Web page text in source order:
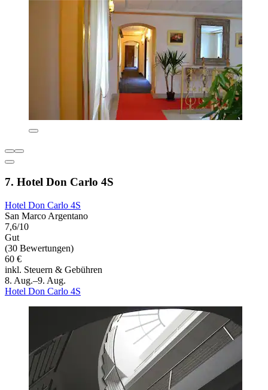
7. Hotel Don Carlo 4S
Hotel Don Carlo 4S
San Marco Argentano
7,6/10
Gut
(30 Bewertungen)
60 €
inkl. Steuern & Gebühren
8. Aug.–9. Aug.
Hotel Don Carlo 4S